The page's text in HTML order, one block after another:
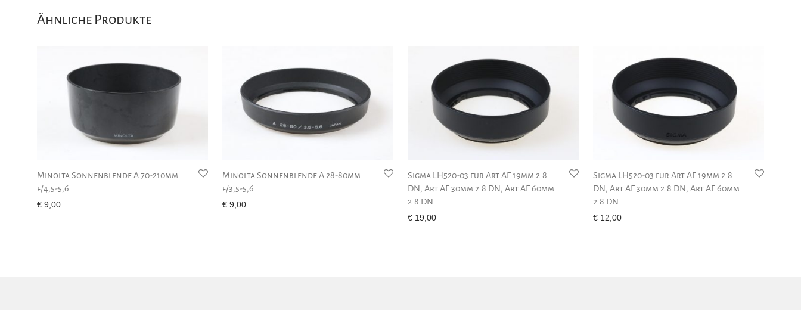
Ähnliche Produkte
Minolta Sonnenblende A 70-210mm
f/4,5-5,6
€ 9,00
Minolta Sonnenblende A 28-80mm
f/3,5-5,6
€ 9,00
Sigma LH520-03 für Art AF 19mm 2.8
DN, Art AF 30mm 2.8 DN, Art AF 60mm
2.8 DN
€ 19,00
Sigma LH520-03 für Art AF 19mm 2.8
DN, Art AF 30mm 2.8 DN, Art AF 60mm
2.8 DN
€ 12,00